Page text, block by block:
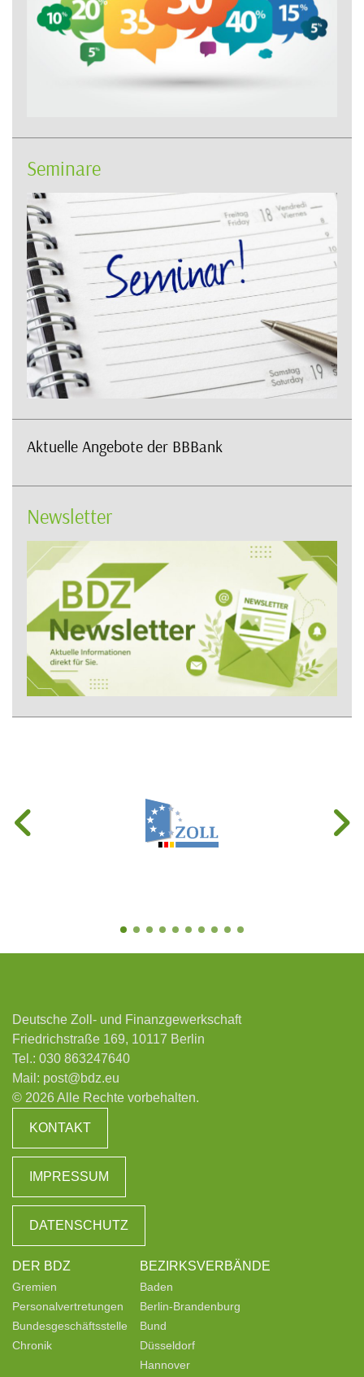
Seminare
Aktuelle Angebote der BBBank
Newsletter
Deutsche Zoll- und Finanzgewerkschaft
Friedrichstraße 169, 10117 Berlin
Tel.: 030 863247640
Mail: post@bdz.eu
© 2026 Alle Rechte vorbehalten.
KONTAKT
IMPRESSUM
DATENSCHUTZ
DER BDZ
Gremien
Personalvertretungen
Bundesgeschäftsstelle
Chronik
BEZIRKSVERBÄNDE
Baden
Berlin-Brandenburg
Bund
Düsseldorf
Hannover